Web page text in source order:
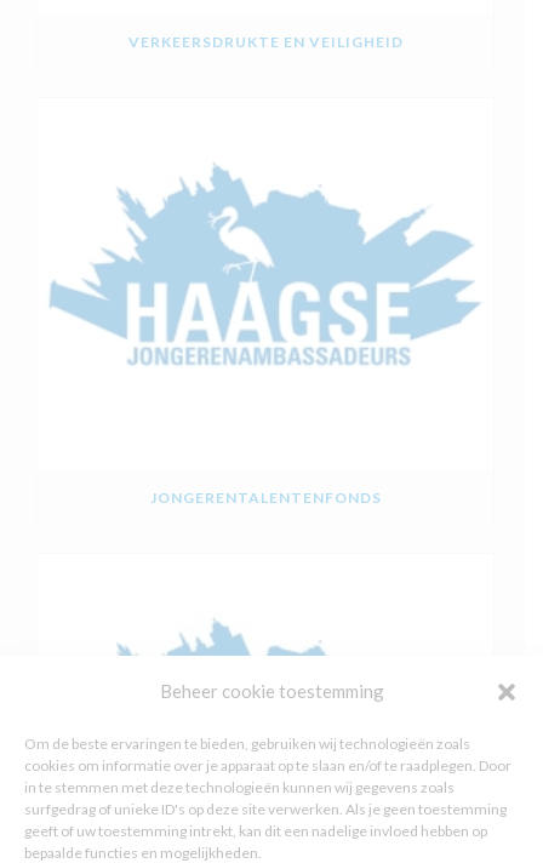
Beheer cookie toestemming
Om de beste ervaringen te bieden, gebruiken wij technologieën zoals
cookies om informatie over je apparaat op te slaan en/of te raadplegen. Door
in te stemmen met deze technologieën kunnen wij gegevens zoals
surfgedrag of unieke ID's op deze site verwerken. Als je geen toestemming
geeft of uw toestemming intrekt, kan dit een nadelige invloed hebben op
bepaalde functies en mogelijkheden.
VERKEERSDRUKTE EN VEILIGHEID
JONGERENTALENTENFONDS